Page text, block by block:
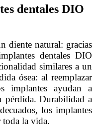
dentales DIO
diente natural: gracias
dentales DIO
similares a un
ósea: al reemplazar
implantes ayudan a
pérdida. Durabilidad a
los implantes
toda la vida.